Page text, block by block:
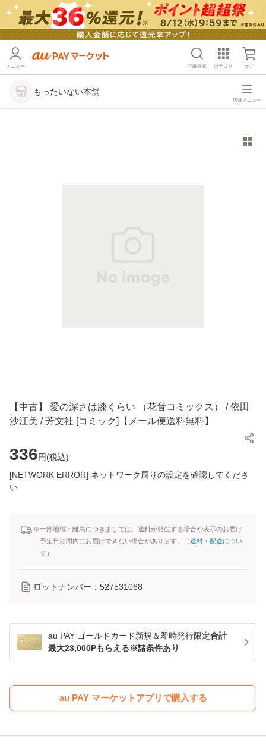
メニュー 詳細検索 カテゴリ かご
もったいない本舗
店舗メニュー
【中古】 愛の深さは膝くらい （花音コミックス） / 依田
沙江美 / 芳文社 [コミック]【メール便送料無料】
336円(税込)
[NETWORK ERROR] ネットワーク周りの設定を確認してくださ
い
※一部地域・離島につきましては、送料が発生する場合や表示のお届け
予定日期間内にお届けできない場合があります。（送料・配送につい
て ）
ロットナンバー： 527531068
au PAY ゴールドカード新規＆即時発行限定合計
最大23,000Pもらえる※諸条件あり
au PAY マーケットアプリで購入する